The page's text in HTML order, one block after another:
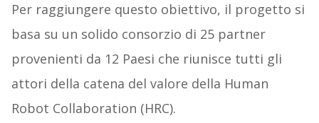
Per raggiungere questo obiettivo, il progetto si
basa su un solido consorzio di 25 partner
provenienti da 12 Paesi che riunisce tutti gli
attori della catena del valore della Human
Robot Collaboration (HRC).